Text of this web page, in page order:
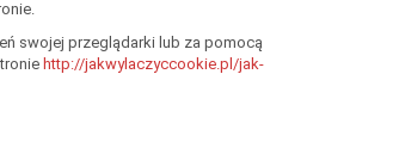
swojej przeglądarki lub za pomocą
http://jakwylaczyccookie.pl/jak-